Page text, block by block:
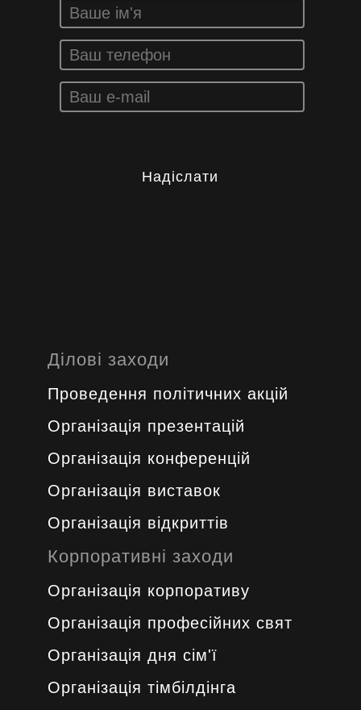
Надіслати
Ділові заходи
Проведення політичних акцій
Oрганізація презентацій
Організація конференцій
Організація виставок
Організація відкриттів
Корпоративні заходи
Організація корпоративу
Організація професійних свят
Організація дня сім'ї
Організація тімбілдінга